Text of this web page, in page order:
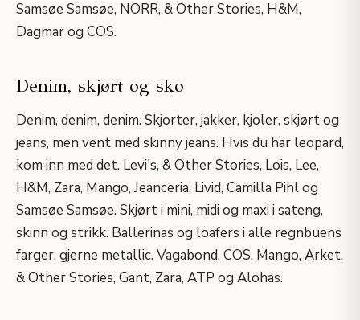
Samsøe Samsøe, NORR, & Other Stories, H&M,
Dagmar og COS.
Denim, skjørt og sko
Denim, denim, denim. Skjorter, jakker, kjoler, skjørt og
jeans, men vent med skinny jeans. Hvis du har leopard,
kom inn med det. Levi's, & Other Stories, Lois, Lee,
H&M, Zara, Mango, Jeanceria, Livid, Camilla Pihl og
Samsøe Samsøe. Skjørt i mini, midi og maxi i sateng,
skinn og strikk. Ballerinas og loafers i alle regnbuens
farger, gjerne metallic. Vagabond, COS, Mango, Arket,
& Other Stories, Gant, Zara, ATP og Alohas.